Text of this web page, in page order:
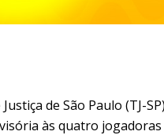
de São Paulo (TJ-
às quatro